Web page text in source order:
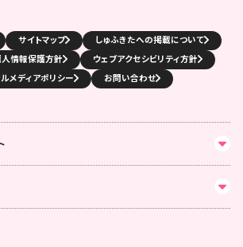
サイトマップ
しゅふきたへの掲載について
情報保護方針
ウェブアクセシビリティ方針
メディアポリシー
お問い合わせ